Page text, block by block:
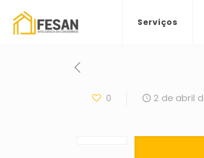
Serviços
0 2 de abril